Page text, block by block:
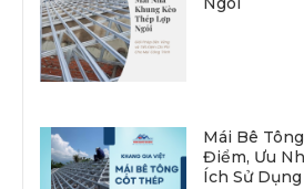
Mái Bê
Điểm, Ưu
Ích Sử Dụng